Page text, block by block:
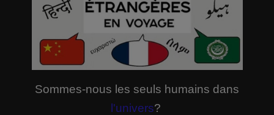
Sommes-nous les seuls humains dans
l'univers?